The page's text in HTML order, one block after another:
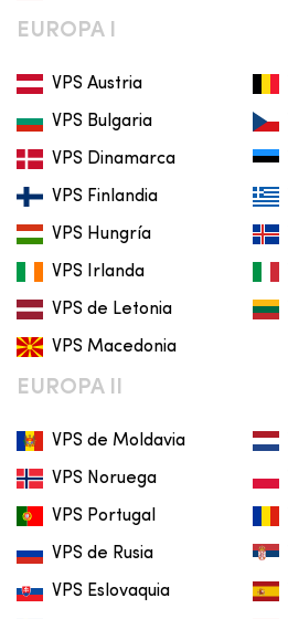
EUROPA I
VPS Austria
VPS Bulgaria
VPS Dinamarca
VPS Finlandia
VPS Hungría
VPS Irlanda
VPS de Letonia
VPS Macedonia
EUROPA II
VPS de Moldavia
VPS Noruega
VPS Portugal
VPS de Rusia
VPS Eslovaquia